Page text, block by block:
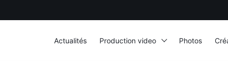
Actualités Production video Photos